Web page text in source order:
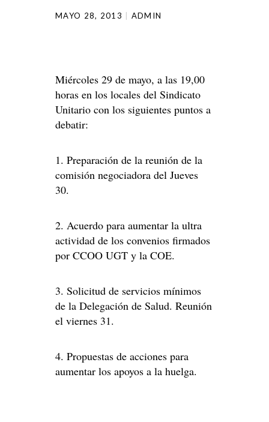
MAYO 28, 2013 ADMIN
Miércoles 29 de mayo, a las 19,00
horas en los locales del Sindicato
Unitario con los siguientes puntos a
debatir:
1. Preparación de la reunión de la
comisión negociadora del Jueves
30.
2. Acuerdo para aumentar la ultra
actividad de los convenios firmados
por CCOO UGT y la COE.
3. Solicitud de servicios mínimos
de la Delegación de Salud. Reunión
el viernes 31.
4. Propuestas de acciones para
aumentar los apoyos a la huelga.